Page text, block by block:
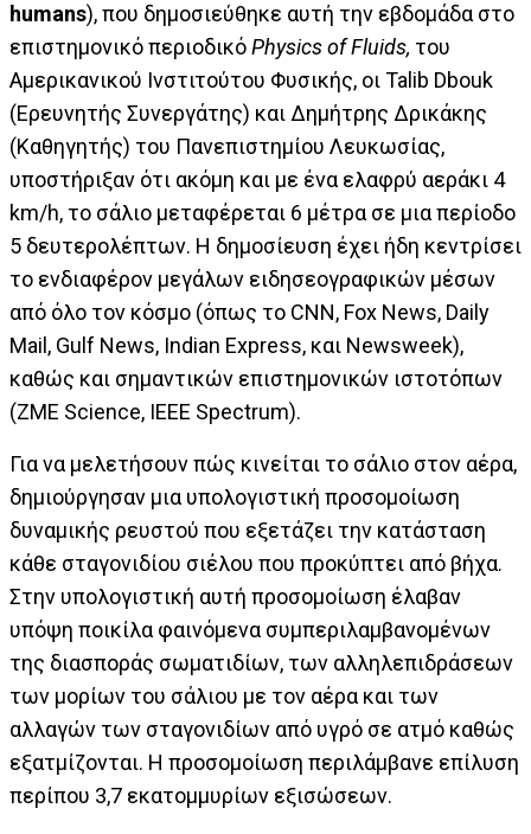
humans), που δημοσιεύθηκε αυτή την εβδομάδα στο
επιστημονικό περιοδικόPhysicsofFluids, του
Αμερικανικού Ινστιτούτου Φυσικής, οι Talib Dbouk
(Ερευνητής Συνεργάτης) και Δημήτρης Δρικάκης
(Καθηγητής) του Πανεπιστημίου Λευκωσίας,
υποστήριξαν ότι ακόμη και με ένα ελαφρύ αεράκι 4
km/h, το σάλιο μεταφέρεται 6 μέτρα σε μια περίοδο
5 δευτερολέπτων. Η δημοσίευση έχει ήδη κεντρίσει
το ενδιαφέρον μεγάλων ειδησεογραφικών μέσων
από όλο τον κόσμο (όπως το CNN, Fox News, Daily
Mail, Gulf News, Indian Express, και Newsweek),
καθώς και σημαντικών επιστημονικών ιστοτόπων
(ZME Science, IEEE Spectrum).
Για να μελετήσουν πώς κινείται το σάλιο στον αέρα,
δημιούργησαν μια υπολογιστική προσομοίωση
δυναμικής ρευστού που εξετάζει την κατάσταση
κάθε σταγονιδίου σιέλου που προκύπτει από βήχα.
Στην υπολογιστική αυτή προσομοίωση έλαβαν
υπόψη ποικίλα φαινόμενα συμπεριλαμβανομένων
της διασποράς σωματιδίων, των αλληλεπιδράσεων
των μορίων του σάλιου με τον αέρα και των
αλλαγών των σταγονιδίων από υγρό σε ατμό καθώς
εξατμίζονται. Η προσομοίωση περιλάμβανε επίλυση
περίπου 3,7 εκατομμυρίων εξισώσεων.